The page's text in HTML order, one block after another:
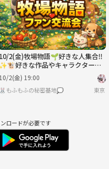
ちよい時間を
10/2(金)牧場物語🌱好きな人集合‼️
✨️🐮好きな作品やキャラクターを
語ろう！
10/2(金) 19:00
🐰もふもふの秘密基地💭 東京
ロードが必要です